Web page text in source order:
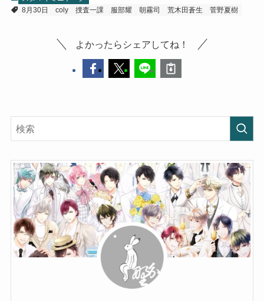
8月30日
coly 捜査一課 服部耀 朝霧司 荒木田蒼生 菅野夏樹
よかったらシェアしてね！